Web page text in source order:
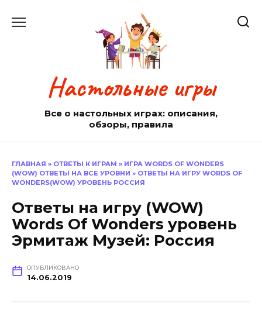
Настольные игры
Все о настольных играх: описания,
обзоры, правила
ГЛАВНАЯ » ОТВЕТЫ К ИГРАМ » ИГРА WORDS OF WONDERS
(WOW) ОТВЕТЫ НА ВСЕ УРОВНИ » ОТВЕТЫ НА ИГРУ WORDS OF
WONDERS(WOW) УРОВЕНЬ РOССИЯ
Ответы на игру (WOW)
Words Of Wonders уровень
Эрмитаж Музей: Россия
ОПУБЛИКОВАНО
14.06.2019